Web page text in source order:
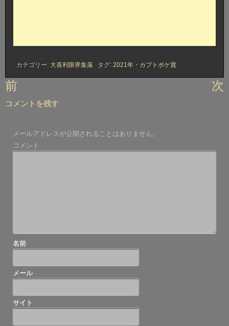
カテゴリー: 大喜利限界集落 タグ: 2021年 ・ カブトボケ賞
投
ナ
ゲ
ー
前 次
コメントを残す
メールアドレスが公開されることはありません。
コメント
名前
メール
サイト